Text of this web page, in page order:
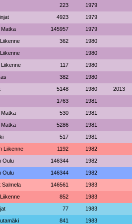
223 1979
4923 1979
Matka 145957 1979
362 1980
1980
Liikenne 117 1980
382 1980
5148 1980 2013
1763 1981
Matka 530 1981
Matka 5286 1981
517 1981
Liikenne 1192 1982
Oulu 146344 1982
Oulu 146344 1982
Salmela 146561 1983
852 1983
77 1983
841 1983